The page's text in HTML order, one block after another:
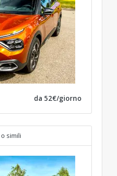
da 52€/giorno
o simili